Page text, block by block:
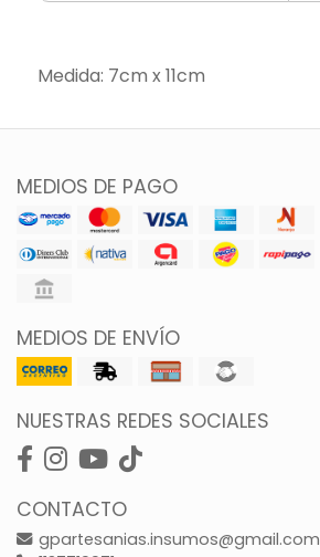
Medida: 7cm x 11cm
MEDIOS DE PAGO
MEDIOS DE ENVÍO
NUESTRAS REDES SOCIALES
CONTACTO
gpartesanias.insumos@gmail.com